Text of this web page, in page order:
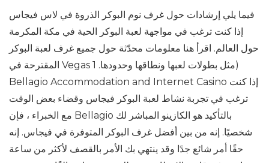
فيما يلي إرشادات حول غرف نوم البوكر الذروة في لاس فيجاس
إذا كنت ترغب في مواجهة لعبة البوكر الحية في مكة المكرمة
حول العالم. اقرأ هنا معلومات محدّثة حول جميع غرف لعبة البوكر
المقترحة في Vegas مثل بطولات لعبها ونطاقها وحدودها. 1)
Bellagio Accommodation and Internet Casino إذا كنت
ترغب في تجربة نشاط لعبة البوكر فيجاس وقضاء بعض الوقت
مع الخبراء ، فإن Bellagio بالتأكيد هو الكازينو المباشر لك
شخصيًا. إنه من بين أفضل غرف البوكر المتوفرة في فيجاس. إنه
حقًا أمر شائع جدًا وقد ينتهي بك الأمر بالقصف لأكثر من ساعة